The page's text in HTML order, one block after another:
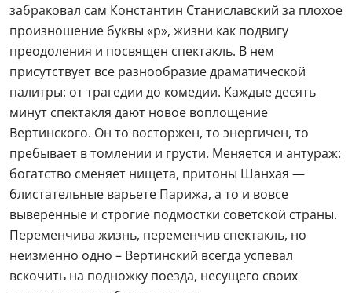
забраковал сам Константин Станиславский за плохое
произношение буквы «р», жизни как подвигу
преодоления и посвящен спектакль. В нем
присутствует все разнообразие драматической
палитры: от трагедии до комедии. Каждые десять
минут спектакля дают новое воплощение
Вертинского. Он то восторжен, то энергичен, то
пребывает в томлении и грусти. Меняется и антураж:
богатство сменяет нищета, притоны Шанхая —
блистательные варьете Парижа, а то и вовсе
выверенные и строгие подмостки советской страны.
Переменчива жизнь, переменчив спектакль, но
неизменно одно – Вертинский всегда успевал
вскочить на подножку поезда, несущего своих